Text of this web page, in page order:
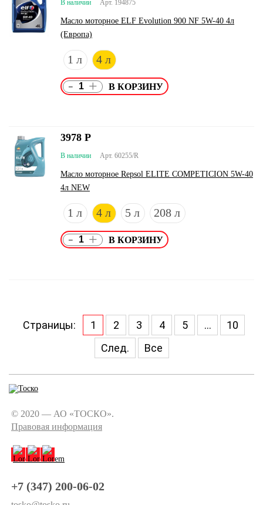
Арт. 194875
В наличии
Масло моторное ELF Evolution 900 NF 5W-40 4л
(Европа)
1 л 4 л
- +
Арт. 60255/R
В наличии
Масло моторное Repsol ELITE COMPETICION 5W-40
4л NEW
1 л 4 л 5 л 208 л
3978 Р
- +
Страницы: 1 2 3 4 5 ...
10
След.
Все
© 2020 — АО «ТОСКО».
Правовая информация
+7 (347) 200-06-02